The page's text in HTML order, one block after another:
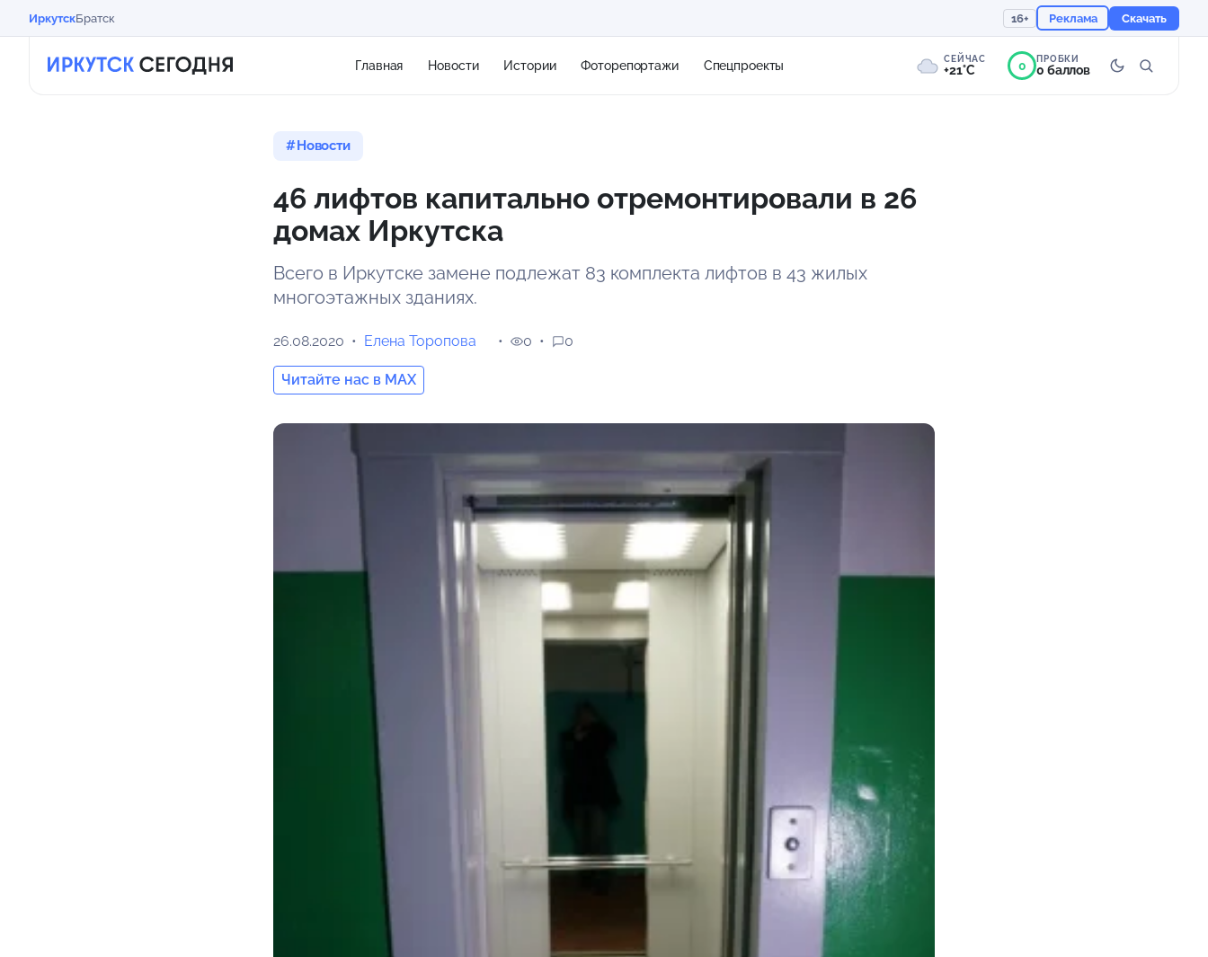
ИркутскБратск 16+ Реклама Скачать
Главная Новости Истории Фоторепортажи Спецпроекты СЕЙЧАС
+21°C 0 ПРОБКИ
0 баллов
Новости
46 лифтов капитально отремонтировали в 26
домах Иркутска
Всего в Иркутске замене подлежат 83 комплекта лифтов в 43 жилых
многоэтажных зданиях.
26.08.2020 Елена Торопова
Читайте нас в MAX
0 0